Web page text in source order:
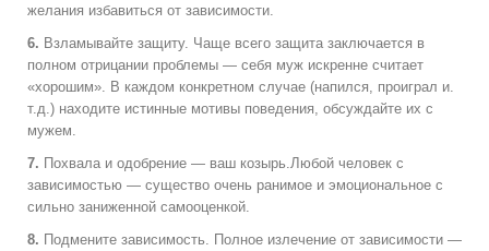
желания избавиться от зависимости.
6. Взламывайте защиту. Чаще всего защита заключается в
полном отрицании проблемы — себя муж искренне считает
«хорошим». В каждом конкретном случае (напился, проиграл и.
т.д.) находите истинные мотивы поведения, обсуждайте их с
мужем.
7. Похвала и одобрение — ваш козырь.Любой человек с
зависимостью — существо очень ранимое и эмоциональное с
сильно заниженной самооценкой.
8. Подмените зависимость. Полное излечение от зависимости —